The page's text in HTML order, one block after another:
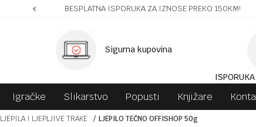
BESPLATNA ISPORUKA ZA IZNOSE PREKO 150KM!
Sigurna kupovina
Igračke Slikarstvo Popusti Knjižare
LJEPILA I LJEPLJIVE TRAKE LJEPILO TEČNO OFFISHOP 50g